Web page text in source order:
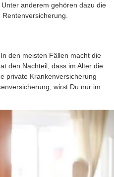
anderem gehören dazu die
den meisten Fällen macht die
den Nachteil, dass im Alter die
private Krankenversicherung
wirst Du nur im